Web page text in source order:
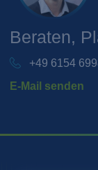
Beraten,
+49 6154
E-Mail senden